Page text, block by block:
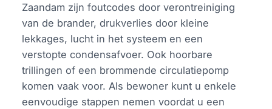
Zaandam zijn foutcodes door verontreiniging
van de brander, drukverlies door kleine
lekkages, lucht in het systeem en een
verstopte condensafvoer. Ook hoorbare
trillingen of een brommende circulatiepomp
komen vaak voor. Als bewoner kunt u enkele
eenvoudige stappen nemen voordat u een